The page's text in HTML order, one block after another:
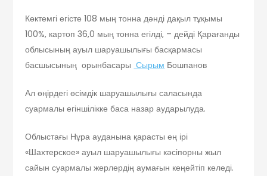
Көктемгі егісте 108 мың тонна дәнді дақыл тұқымы
100%, картоп 36,0 мың тонна егілді, – дейді Қарағанды
облысының ауыл шаруашылығы басқармасы
басшысының орынбасары Сырым Бошпанов
Ал өңірдегі өсімдік шаруашылығы саласында
суармалы егіншілікке баса назар аударылуда.
Облыстағы Нұра ауданына қарасты ең ірі
«Шахтерское» ауыл шаруашылығы кәсіпорны жыл
сайын суармалы жерлердің аумағын кеңейтіп келеді.